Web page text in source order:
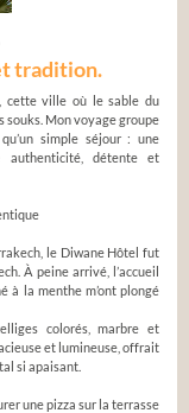
tradition.
cette ville où le sable du
souks. Mon voyage groupe
simple séjour : une
authenticité, détente et
le Diwane Hôtel fut
À peine arrivé, l’accueil
à la menthe m’ont plongé
colorés, marbre et
et lumineuse, offrait
si apaisant.
une pizza sur la terrasse